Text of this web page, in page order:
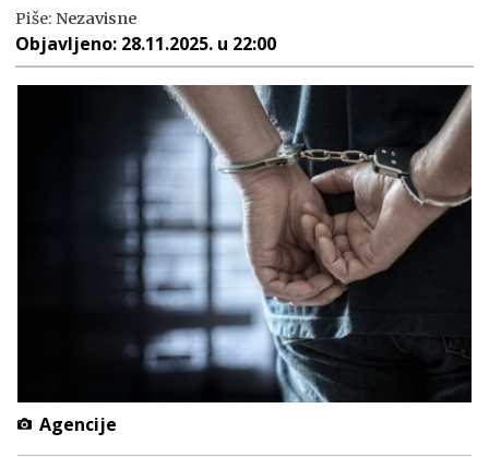
Piše: Nezavisne
Objavljeno: 28.11.2025. u 22:00
Agencije